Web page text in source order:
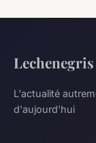
Lechenegris
L'actualité
d'aujourd'hui